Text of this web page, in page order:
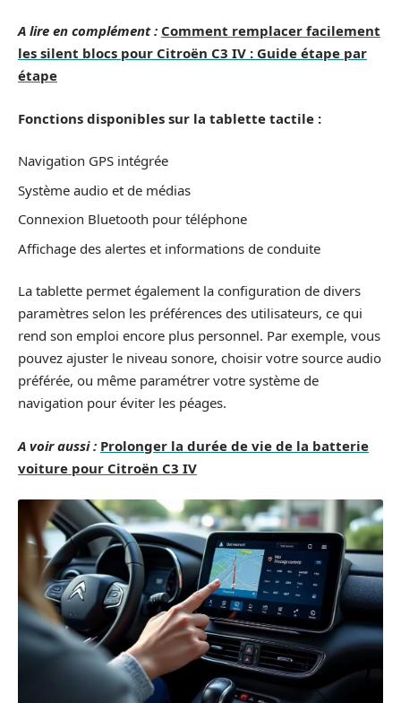
A lire en complément : Comment remplacer facilement
les silent blocs pour Citroën C3 IV : Guide étape par
étape
Fonctions disponibles sur la tablette tactile :
Navigation GPS intégrée
Système audio et de médias
Connexion Bluetooth pour téléphone
Affichage des alertes et informations de conduite
La tablette permet également la configuration de divers
paramètres selon les préférences des utilisateurs, ce qui
rend son emploi encore plus personnel. Par exemple, vous
pouvez ajuster le niveau sonore, choisir votre source audio
préférée, ou même paramétrer votre système de
navigation pour éviter les péages.
A voir aussi : Prolonger la durée de vie de la batterie
voiture pour Citroën C3 IV